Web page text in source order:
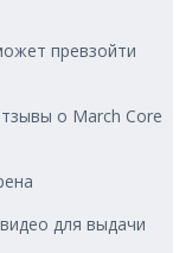
превзойти
о March Core
для выдачи